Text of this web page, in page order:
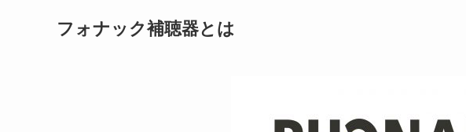
フォナック補聴器とは